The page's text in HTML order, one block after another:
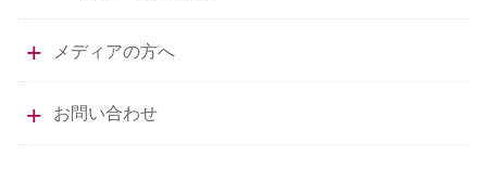
メディアの方へ
お問い合わせ